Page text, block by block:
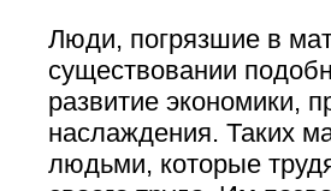
Люди, погрязшие в
существовании
развитие экономики,
наслаждения. Таких
людьми, которые